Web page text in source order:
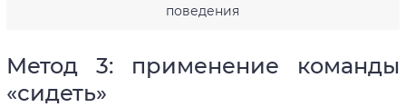
поведения
Метод 3: применение команды
«сидеть»